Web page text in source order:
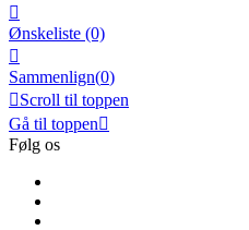

Ønskeliste (0)

Sammenlign(0)
Scroll til toppen
Gå til toppen
Følg os